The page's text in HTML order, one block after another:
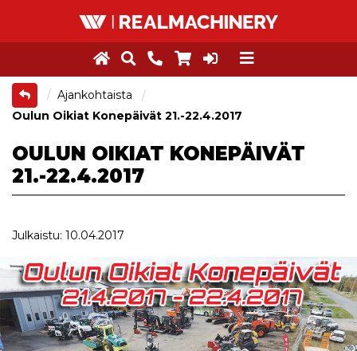
Ajankohtaista
Oulun Oikiat Konepäivät 21.-22.4.2017
OULUN OIKIAT KONEPÄIVÄT
21.-22.4.2017
Julkaistu: 10.04.2017